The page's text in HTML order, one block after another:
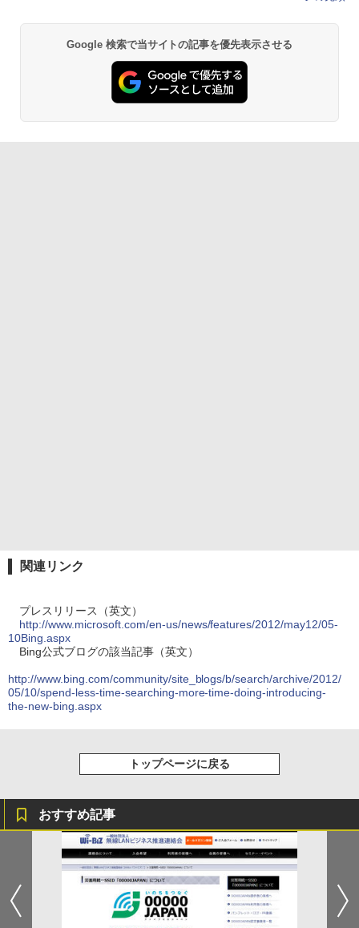
Google 検索で当サイトの記事を優先表示させる
関連リンク
プレスリリース（英文）
http://www.microsoft.com/en-us/news/features/2012/may12/05-
10Bing.aspx
Bing公式ブログの該当記事（英文）
http://www.bing.com/community/site_blogs/b/search/archive/2012/
05/10/spend-less-time-searching-more-time-doing-introducing-
the-new-bing.aspx
トップページに戻る
おすすめ記事